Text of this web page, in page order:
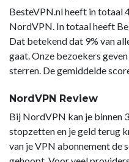
BesteVPN.nl heeft in totaal
NordVPN. In totaal heeft
Dat betekend dat 9% van
gaat. Onze bezoekers
sterren. De gemiddelde
NordVPN Review
Bij NordVPN kan je binnen
stopzetten en je geld terug
van je VPN abonnement de